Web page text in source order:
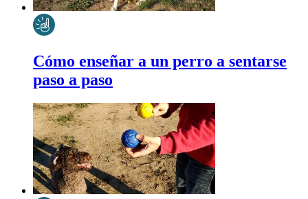
Cómo enseñar a un perro a sentarse
paso a paso